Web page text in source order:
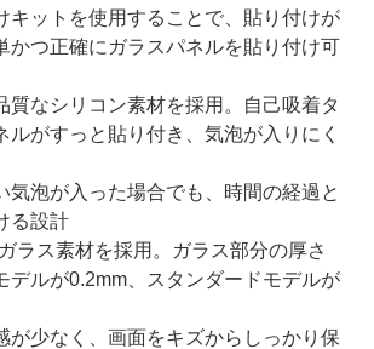
キットを使用することで、貼り付けが
かつ正確にガラスパネルを貼り付け可
質なシリコン素材を採用。自己吸着タ
ルがすっと貼り付き、気泡が入りにく
気泡が入った場合でも、時間の経過と
る設計
ラス素材を採用。ガラス部分の厚さ
デルが0.2mm、スタンダードモデルが
が少なく、画面をキズからしっかり保